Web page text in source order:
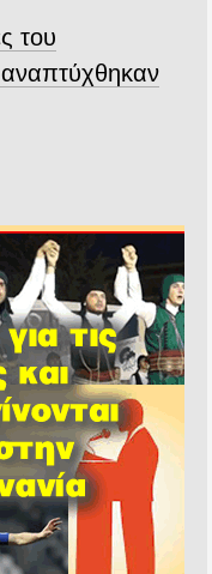
του
αναπτύχθηκαν